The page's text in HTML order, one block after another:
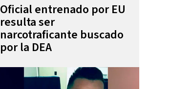
Oficial entrenado por EU
resulta ser
narcotraficante buscado
por la DEA